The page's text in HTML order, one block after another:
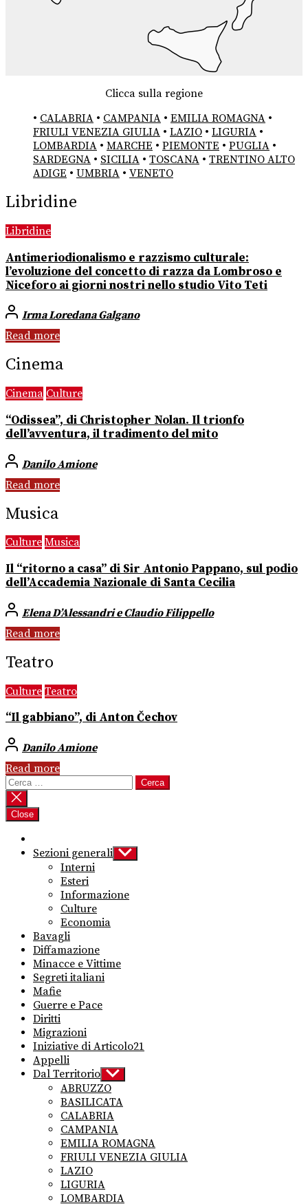
Clicca sulla regione
• CALABRIA • CAMPANIA • EMILIA ROMAGNA •
FRIULI VENEZIA GIULIA • LAZIO • LIGURIA •
LOMBARDIA • MARCHE • PIEMONTE • PUGLIA •
SARDEGNA • SICILIA • TOSCANA • TRENTINO ALTO
ADIGE • UMBRIA • VENETO
Libridine
Libridine
Antimeriodionalismo e razzismo culturale:
l’evoluzione del concetto di razza da Lombroso e
Niceforo ai giorni nostri nello studio Vito Teti
Irma Loredana Galgano
Read more
Cinema
Cinema Culture
“Odissea”, di Christopher Nolan. Il trionfo
dell’avventura, il tradimento del mito
Danilo Amione
Read more
Musica
Culture Musica
Il “ritorno a casa” di Sir Antonio Pappano, sul podio
dell’Accademia Nazionale di Santa Cecilia
Elena D’Alessandri e Claudio Filippello
Read more
Teatro
Culture Teatro
“Il gabbiano”, di Anton Čechov
Danilo Amione
Read more
Ricerca
per:
Close
Sezioni generali Show
sub
Interni
Esteri
Informazione
Culture
Economia
Bavagli
Diffamazione
Minacce e Vittime
Segreti italiani
Mafie
Guerre e Pace
Diritti
Migrazioni
Iniziative di Articolo21
Appelli
Dal Territorio Show
sub
menu
ABRUZZO
BASILICATA
CALABRIA
CAMPANIA
EMILIA ROMAGNA
FRIULI VENEZIA GIULIA
LAZIO
LIGURIA
LOMBARDIA